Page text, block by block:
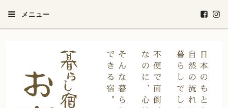
メニュー